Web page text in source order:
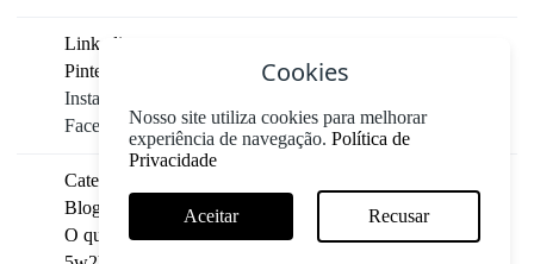
Linkedin
Pinterest
Instagram
Facebook
Categorias
Blog
O que é 5w2h
Cookies
Nosso site utiliza cookies para melhorar
experiência de navegação. Política de
Privacidade
Aceitar Recusar